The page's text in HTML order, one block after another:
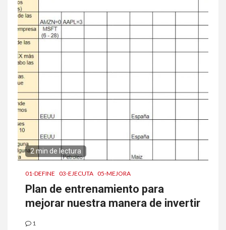
2 min de lectura
01-DEFINE 03-EJECUTA 05-MEJORA
Plan de entrenamiento para
mejorar nuestra manera de invertir
1